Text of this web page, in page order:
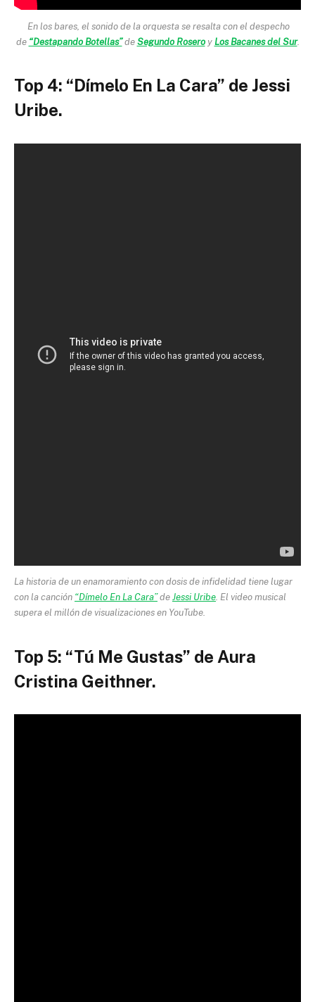
En los bares, el sonido de la orquesta se resalta con el despecho
de “Destapando Botellas”deSegundo Roseroy Los Bacanes del Sur.
Top 4: “Dímelo En La Cara” de Jessi
Uribe.
La historia de un enamoramiento con dosis de infidelidad tiene lugar
con la canción “Dímelo En La Cara”deJessi Uribe. El video musical
supera el millón de visualizaciones en YouTube.
Top 5: “Tú Me Gustas” de Aura
Cristina Geithner.